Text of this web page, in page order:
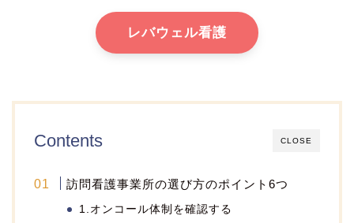
レバウェル看護
CLOSE
Contents
訪問看護事業所の選び方のポイント6つ
1.オンコール体制を確認する